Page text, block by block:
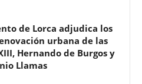
de Lorca adjudica los
urbana de las
Hernando de Burgos y
Llamas